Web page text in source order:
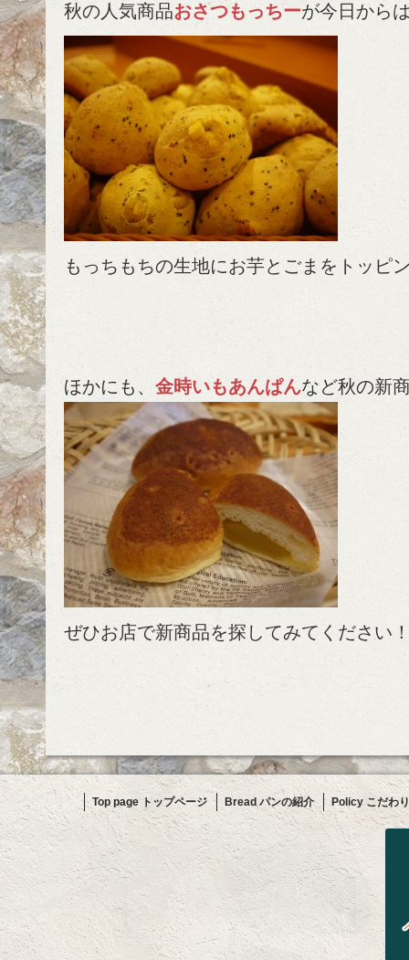
秋の人気商品おさつもっちーが今日から
もっちもちの生地にお芋とごまをトッピ
ほかにも、 金時いもあんぱんなど秋の新
ぜひお店で新商品を探してみてください
Top page トップページ Bread パンの紹介 Policy こだわ